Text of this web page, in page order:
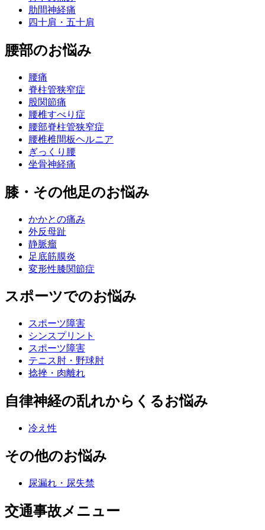
肋間神経痛
四十肩・五十肩
腰部のお悩み
腰痛
脊柱管狭窄症
股関節痛
腰椎すべり症
腰部脊柱管狭窄症
腰椎椎間板ヘルニア
ぎっくり腰
坐骨神経痛
膝・その他足のお悩み
かかとの痛み
外反母趾
静脈瘤
足底筋膜炎
変形性膝関節症
スポーツでのお悩み
スポーツ障害
シンスプリント
スポーツ障害
テニス肘・野球肘
捻挫・肉離れ
自律神経の乱れからくるお悩み
冷え性
その他のお悩み
尿漏れ・尿失禁
交通事故メニュー